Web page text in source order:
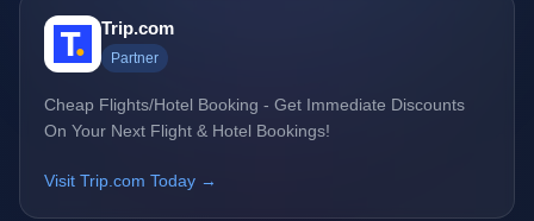
Trip.com
Partner
Cheap Flights/Hotel Booking - Get Immediate Discounts
On Your Next Flight & Hotel Bookings!
Visit Trip.com Today →